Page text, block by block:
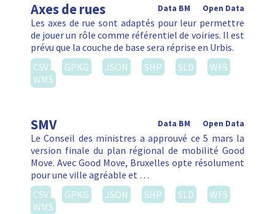
Axes de rues Open Data
Data BM
Les axes de rue sont adaptés pour leur permettre
de jouer un rôle comme référentiel de voiries. Il est
prévu que la couche de base sera réprise en Urbis.
CSV
GPKG JSON SHP SLD
WFS
WMS
SMV Open Data
Data BM
Le Conseil des ministres a approuvé ce 5 mars la
version finale du plan régional de mobilité Good
Move. Avec Good Move, Bruxelles opte résolument
pour une ville agréable et …
CSV
GPKG JSON SHP SLD
WFS
WMS